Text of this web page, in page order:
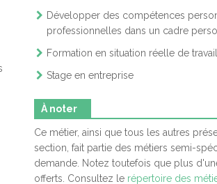
MÉNAGER
OUVRIER,
DES BOIS
Développer des compétences
professionnelles dans un cadre
Formation en situation réelle de travail
Stage en entreprise
À noter
Ce métier, ainsi que tous les autres
section, fait partie des métiers semi-
demande. Notez toutefois que plus
offerts. Consultez le répertoire des